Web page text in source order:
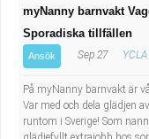
myNanny barnvakt
Sporadiska tillfällen
Ansök Sep 27
På myNanny barnvakt är
Var med och dela glädjen
runtom i Sverige! Som